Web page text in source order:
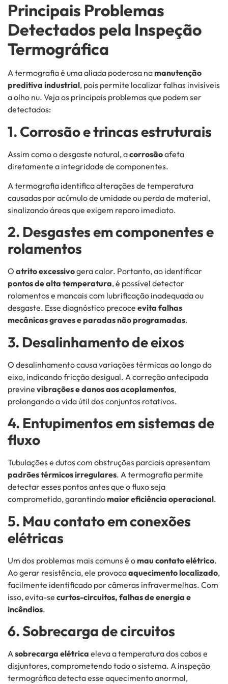
Principais Problemas
Detectados pela Inspeção
Termográfica
A termografia é uma aliada poderosa namanutenção
preditiva industrial, pois permite localizar falhas invisíveis
a olho nu. Veja os principais problemas que podem ser
detectados:
1. Corrosão e trincas estruturais
Assim como o desgaste natural, acorrosãoafeta
diretamente a integridade de componentes.
A termografia identifica alterações de temperatura
causadas por acúmulo de umidade ou perda de material,
sinalizando áreas que exigem reparo imediato.
2. Desgastes em componentes e
rolamentos
O atrito excessivogera calor. Portanto, ao identificar
pontos de alta temperatura, é possível detectar
rolamentos e mancais com lubrificação inadequada ou
desgaste. Esse diagnóstico precoce evita falhas
mecânicas graves e paradas não programadas.
3. Desalinhamento de eixos
O desalinhamento causa variações térmicas ao longo do
eixo, indicando fricção desigual. A correção antecipada
previne vibrações e danos aos acoplamentos,
prolongando a vida útil dos conjuntos rotativos.
4. Entupimentos em sistemas de
fluxo
Tubulações e dutos com obstruções parciais apresentam
padrões térmicos irregulares. A termografia permite
detectar esses pontos antes que o fluxo seja
comprometido, garantindomaior eficiência operacional.
5. Mau contato em conexões
elétricas
Um dos problemas mais comuns é omau contato elétrico.
Ao gerar resistência, ele provocaaquecimento localizado,
facilmente identificado por câmeras infravermelhas. Com
isso, evita-se curtos-circuitos, falhas de energia e
incêndios.
6. Sobrecarga de circuitos
A sobrecarga elétrica eleva a temperatura dos cabos e
disjuntores, comprometendo todo o sistema. A inspeção
termográfica detecta esse aquecimento anormal,